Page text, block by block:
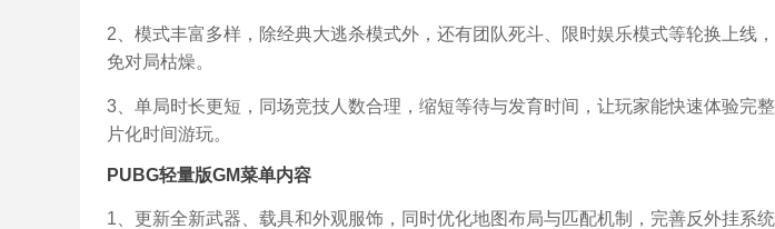
2、模式丰富多样，除经典大逃杀模式外，还有团队死斗、限时娱乐模式等轮换上线
免对局枯燥。
3、单局时长更短，同场竞技人数合理，缩短等待与发育时间，让玩家能快速体验完
片化时间游玩。
PUBG轻量版GM菜单内容
1、更新全新武器、载具和外观服饰，同时优化地图布局与匹配机制，完善反外挂系